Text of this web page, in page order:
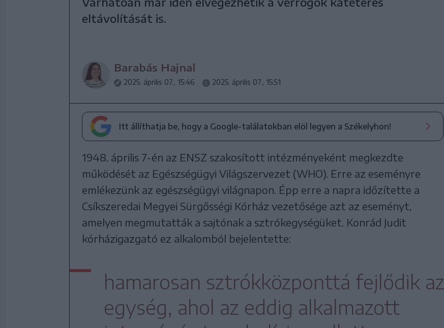
eltávolítását is.
Barabás Hajnal
2025. április 07., 15:46 2025. április 07., 15:51
Itt állíthatja be, hogy a Google-találatokban elöl legyen a Székelyhon!
1948. április 7-én az ENSZ szakosított intézményeként megkezdte
működését az Egészségügyi Világszervezet (WHO). Erre az eseményre
emlékezünk az egészségügyi világnapon. Épp erre a napra időzítette a
Csíkszeredai Megyei Sürgősségi Kórház vezetősége azt az eseményt,
amelyen megmutatták a sajtónak a sztrókegységüket. Konrád Judit
kórházigazgató ez alkalomból bejelentette:
hamarosan sztrókközponttá fejlődik az
egység, ahol az eddig alkalmazott